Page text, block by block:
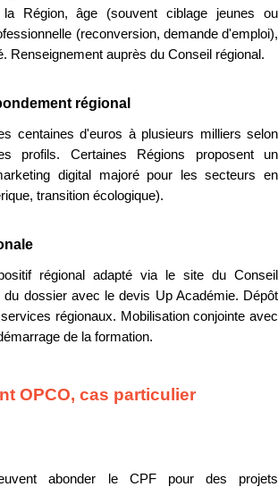
Région, âge (souvent ciblage jeunes ou
(reconversion, demande d'emploi),
Renseignement auprès du Conseil régional.
régional
centaines d'euros à plusieurs milliers selon
profils. Certaines Régions proposent un
digital majoré pour les secteurs en
transition écologique).
régional adapté via le site du Conseil
du dossier avec le devis Up Académie. Dépôt
régionaux. Mobilisation conjointe avec
de la formation.
OPCO, cas particulier
abonder le CPF pour des projets